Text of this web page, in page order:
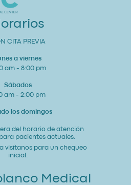
CITA PREVIA
a viernes
am - 8:00 pm
Sábados
am - 2:00 pm
los domingos
del horario de atención
pacientes actuales.
visítanos para un chequeo
inicial.
Medical